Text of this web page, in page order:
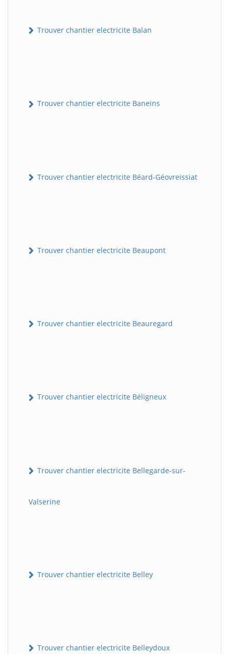
Trouver chantier electricite Balan
Trouver chantier electricite Baneins
Trouver chantier electricite Béard-Géovreissiat
Trouver chantier electricite Beaupont
Trouver chantier electricite Beauregard
Trouver chantier electricite Béligneux
Trouver chantier electricite Bellegarde-sur-
Valserine
Trouver chantier electricite Belley
Trouver chantier electricite Belleydoux